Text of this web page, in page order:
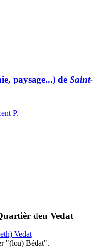
paysage...) de Saint-
P.
deu Vedat
Vedat
"(lou) Bédat".